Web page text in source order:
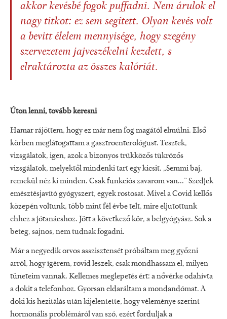
akkor kevésbé fogok puffadni. Nem árulok el
nagy titkot: ez sem segített. Olyan kevés volt
a bevitt élelem mennyisége, hogy szegény
szervezetem jajveszékelni kezdett, s
elraktározta az összes kalóriát.
Úton lenni, tovább keresni
Hamar rájöttem, hogy ez már nem fog magától elmúlni. Első
körben meglátogattam a gasztroenterológust. Tesztek,
vizsgálatok, igen, azok a bizonyos trükközős tükrözős
vizsgálatok, melyektől mindenki tart egy kicsit. „Semmi baj,
remekül néz ki minden. Csak funkciós zavarom van...” Szedjek
emésztésjavító gyógyszert, egyek rostosat. Mivel a Covid kellős
közepén voltunk, több mint fél évbe telt, mire eljutottunk
ehhez a jótanácshoz. Jött a következő kör, a belgyógyász. Sok a
beteg, sajnos, nem tudnak fogadni.
Már a negyedik orvos asszisztensét próbáltam meg győzni
arról, hogy ígérem, rövid leszek, csak mondhassam el, milyen
tüneteim vannak. Kellemes meglepetés ért: a nővérke odahívta
a dokit a telefonhoz. Gyorsan eldaráltam a mondandómat. A
doki kis hezitálás után kijelentette, hogy véleménye szerint
hormonális problémáról van szó, ezért forduljak a